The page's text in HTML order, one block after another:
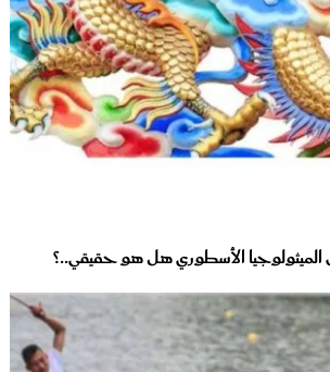
الميثولوجيا الأسطوري هل هو حقيقي..؟